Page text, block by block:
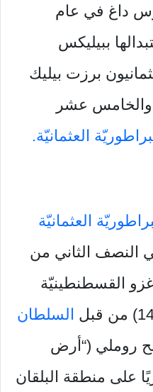
داغ في عام
ببيليكس
برزت بيليك
والخامس عشر
العثمانيّة.
العثمانيّة
النصف الثاني من
القسطنطينيّة
السلطان
روملي (“أرض
على منطقة البلقان